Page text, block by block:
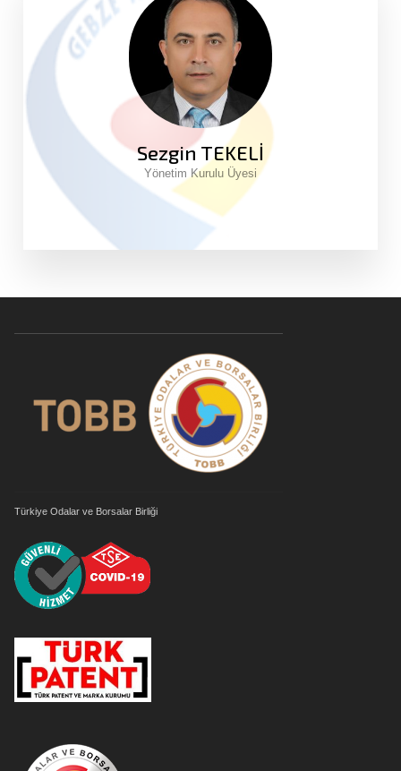
Sezgin TEKELİ
Yönetim Kurulu Üyesi
Türkiye Odalar ve Borsalar Birliği